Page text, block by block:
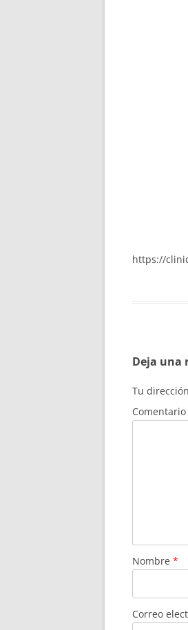
https://
Deja una
Tu
Comentario
Nombre *
Correo